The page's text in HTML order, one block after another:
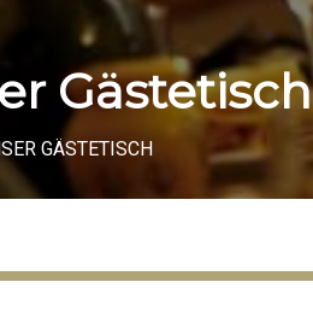
Gästetisch
GÄSTETISCH